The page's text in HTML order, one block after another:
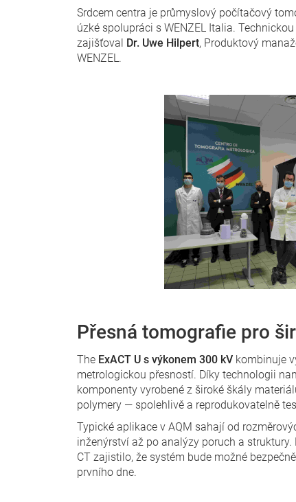
Srdcem centra je průmyslový počítačový
úzké spolupráci s WENZEL Italia.
zajišťoval Dr. Uwe Hilpert, Produktový
WENZEL.
Přesná tomografie pro
The ExACT U s výkonem 300 kV kombinuje
metrologickou přesností. Díky technologii
komponenty vyrobené z široké škály
polymery — spolehlivě a reprodukovatelně
Typické aplikace v AQM sahají od
inženýrství až po analýzy poruch a
CT zajistilo, že systém bude možné
prvního dne.